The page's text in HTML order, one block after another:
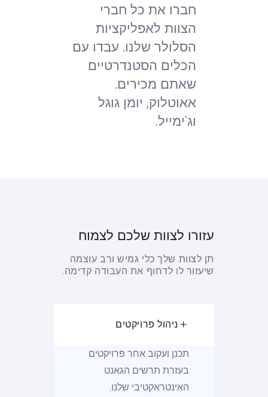
חברו את כל חברי
הצוות לאפליקציות
הסלולר שלנו. עבדו עם
הכלים הסטנדרטיים
שאתם מכירים.
אאוטלוק, יומן גוגל
וג'ימייל.
עזורו לצוות שלכם לצמוח
תן לצוות שלך כלי גמיש ורב עוצמה
שיעזור לו לדחוף את העבודה קדימה.
ניהול פרויקטים
תכנן ועקוב אחר פרויקטים
בעזרת תרשים הגאנט
האינטראקטיבי שלנו,